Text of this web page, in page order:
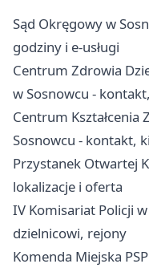
Sąd Okręgowy w
godziny i e-usługi
Centrum Zdrowia
w Sosnowcu -
Centrum Kształcenia
Sosnowcu - kontakt,
Przystanek Otwartej
lokalizacje i oferta
IV Komisariat Policji
dzielnicowi, rejony
Komenda Miejska